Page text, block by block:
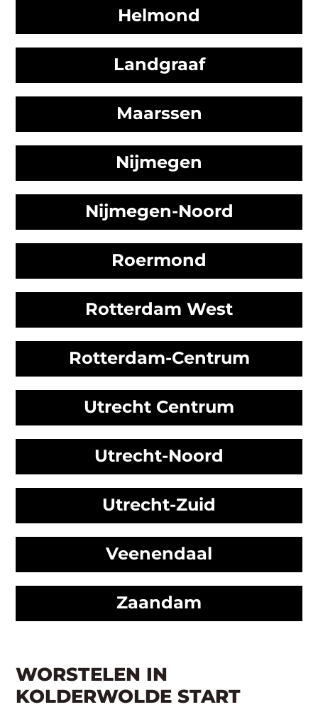
Helmond
Landgraaf
Maarssen
Nijmegen
Nijmegen-Noord
Roermond
Rotterdam West
Rotterdam-Centrum
Utrecht Centrum
Utrecht-Noord
Utrecht-Zuid
Veenendaal
Zaandam
WORSTELEN IN
KOLDERWOLDE START